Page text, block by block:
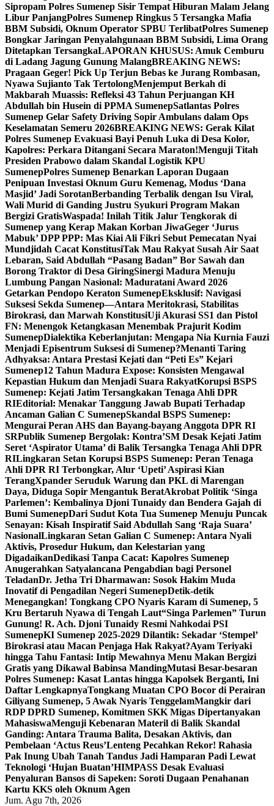
Sipropam Polres Sumenep Sisir Tempat Hiburan Malam Jelang
Libur PanjangPolres Sumenep Ringkus 5 Tersangka Mafia
BBM Subsidi, Oknum Operator SPBU TerlibatPolres Sumenep
Bongkar Jaringan Penyalahgunaan BBM Subsidi, Lima Orang
Ditetapkan TersangkaLAPORAN KHUSUS: Amuk Cemburu
di Ladang Jagung Gunung MalangBREAKING NEWS:
Pragaan Geger! Pick Up Terjun Bebas ke Jurang Rombasan,
Nyawa Sujianto Tak TertolongMenjemput Berkah di
Makbarah Muassis: Refleksi 43 Tahun Perjuangan KH
Abdullah bin Husein di PPMA SumenepSatlantas Polres
Sumenep Gelar Safety Driving Sopir Ambulans dalam Ops
Keselamatan Semeru 2026BREAKING NEWS: Gerak Kilat
Polres Sumenep Evakuasi Bayi Penuh Luka di Desa Kolor,
Kapolres: Perkara Ditangani Secara Maraton!Menguji Titah
Presiden Prabowo dalam Skandal Logistik KPU
SumenepPolres Sumenep Benarkan Laporan Dugaan
Penipuan Investasi Oknum Guru Kemenag, Modus ‘Dana
Masjid’ Jadi SorotanBerbanding Terbalik dengan Isu Viral,
Wali Murid di Ganding Justru Syukuri Program Makan
Bergizi GratisWaspada! Inilah Titik Jalur Tengkorak di
Sumenep yang Kerap Makan Korban JiwaGeger ‘Jurus
Mabuk’ DPP PPP: Mas Kiai Ali Fikri Sebut Pemecatan Nyai
Mundjidah Cacat KonstitusiTak Mau Rakyat Susah Air Saat
Lebaran, Said Abdullah “Pasang Badan” Bor Sawah dan
Borong Traktor di Desa GiringSinergi Madura Menuju
Lumbung Pangan Nasional: Maduratani Award 2026
Getarkan Pendopo Keraton SumenepEksklusif: Navigasi
Suksesi Sekda Sumenep—Antara Meritokrasi, Stabilitas
Birokrasi, dan Marwah KonstitusiUji Akurasi SS1 dan Pistol
FN: Menengok Ketangkasan Menembak Prajurit Kodim
SumenepDialektika Keberlanjutan: Mengapa Nia Kurnia Fauzi
Menjadi Episentrum Suksesi di Sumenep?Menanti Taring
Adhyaksa: Antara Prestasi Kejati dan “Peti Es” Kejari
Sumenep12 Tahun Madura Expose: Konsisten Mengawal
Kepastian Hukum dan Menjadi Suara RakyatKorupsi BSPS
Sumenep: Kejati Jatim Tersangkakan Tenaga Ahli DPR
RIEditorial: Menakar Tanggung Jawab Bupati Terhadap
Ancaman Galian C SumenepSkandal BSPS Sumenep:
Mengurai Peran AHS dan Bayang-bayang Anggota DPR RI
SRPublik Sumenep Bergolak: Kontra’SM Desak Kejati Jatim
Seret ‘Aspirator Utama’ di Balik Tersangka Tenaga Ahli DPR
RILingkaran Setan Korupsi BSPS Sumenep: Peran Tenaga
Ahli DPR RI Terbongkar, Alur ‘Upeti’ Aspirasi Kian
TerangXpander Seruduk Warung dan PKL di Marengan
Daya, Diduga Sopir Mengantuk BeratAkrobat Politik ‘Singa
Parlemen’: Kembalinya Djoni Tunaidy dan Bendera Gajah di
Bumi SumenepDari Sudut Kota Tua Sumenep Menuju Puncak
Senayan: Kisah Inspiratif Said Abdullah Sang ‘Raja Suara’
NasionalLingkaran Setan Galian C Sumenep: Antara Nyali
Aktivis, Prosedur Hukum, dan Kelestarian yang
DigadaikanDedikasi Tanpa Cacat: Kapolres Sumenep
Anugerahkan Satyalancana Pengabdian bagi Personel
TeladanDr. Jetha Tri Dharmawan: Sosok Hakim Muda
Inovatif di Pengadilan Negeri SumenepDetik-detik
Menegangkan! Tongkang CPO Nyaris Karam di Sumenep, 5
Kru Bertaruh Nyawa di Tengah Laut“Singa Parlemen” Turun
Gunung! R. Ach. Djoni Tunaidy Resmi Nahkodai PSI
SumenepKI Sumenep 2025-2029 Dilantik: Sekadar ‘Stempel’
Birokrasi atau Macan Penjaga Hak Rakyat?Ayam Teriyaki
hingga Tahu Fantasi: Intip Mewahnya Menu Makan Bergizi
Gratis yang Dikawal Babinsa MandingMutasi Besar-besaran
Polres Sumenep: Kasat Lantas hingga Kapolsek Berganti, Ini
Daftar LengkapnyaTongkang Muatan CPO Bocor di Perairan
Giliyang Sumenep, 5 Awak Nyaris TenggelamMangkir dari
RDP DPRD Sumenep, Komitmen SKK Migas Dipertanyakan
MahasiswaMenguji Kebenaran Materil di Balik Skandal
Ganding: Antara Trauma Balita, Desakan Aktivis, dan
Pembelaan ‘Actus Reus’Lenteng Pecahkan Rekor! Rahasia
Pak Inung Ubah Tanah Tandus Jadi Hamparan Padi Lewat
Teknologi ‘Hujan Buatan’HIMPASS Desak Evaluasi
Penyaluran Bansos di Sapeken: Soroti Dugaan Penahanan
Kartu KKS oleh Oknum Agen
Jum. Agu 7th, 2026